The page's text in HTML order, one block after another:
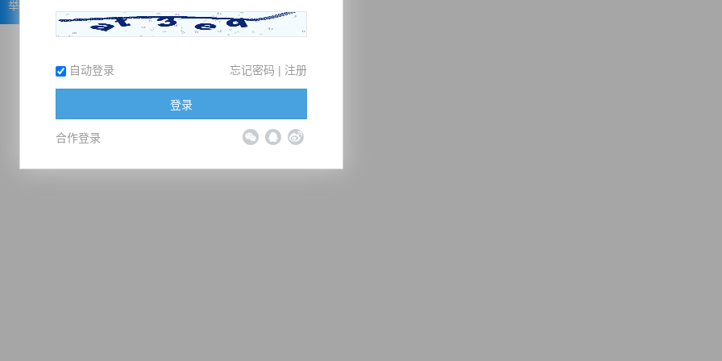
举报
自动登录 忘记密码 | 注册
登录
合作登录